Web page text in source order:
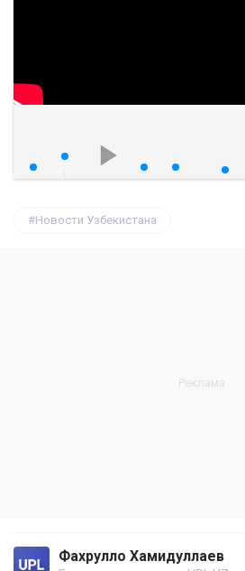
Новости Узбекистана
Фахрулло Хамидуллаев